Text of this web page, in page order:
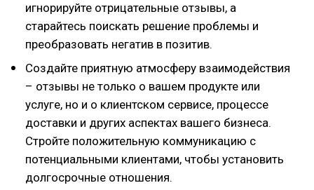
игнорируйте отрицательные отзывы, а
старайтесь поискать решение проблемы и
преобразовать негатив в позитив.
Создайте приятную атмосферу взаимодействия
– отзывы не только о вашем продукте или
услуге, но и о клиентском сервисе, процессе
доставки и других аспектах вашего бизнеса.
Стройте положительную коммуникацию с
потенциальными клиентами, чтобы установить
долгосрочные отношения.